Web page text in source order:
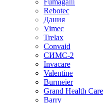
Fumagalli
Rebotec
Дания
Vimec
Trelax
Convaid
СИМС-2
Invacare
Valentine
Burmeier
Grand Health Care
Barry